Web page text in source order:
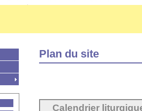
Plan du site
Calendrier